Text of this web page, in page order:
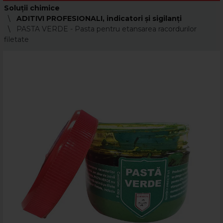
Soluții chimice
ADITIVI PROFESIONALI, indicatori şi sigilanţi
PASTA VERDE - Pasta pentru etansarea racordurilor
filetate